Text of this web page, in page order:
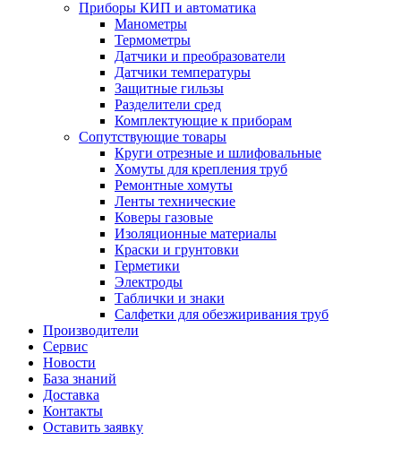
Приборы КИП и автоматика
Манометры
Термометры
Датчики и преобразователи
Датчики температуры
Защитные гильзы
Разделители сред
Комплектующие к приборам
Сопутствующие товары
Круги отрезные и шлифовальные
Хомуты для крепления труб
Ремонтные хомуты
Ленты технические
Коверы газовые
Изоляционные материалы
Краски и грунтовки
Герметики
Электроды
Таблички и знаки
Салфетки для обезжиривания труб
Производители
Сервис
Новости
База знаний
Доставка
Контакты
Оставить заявку